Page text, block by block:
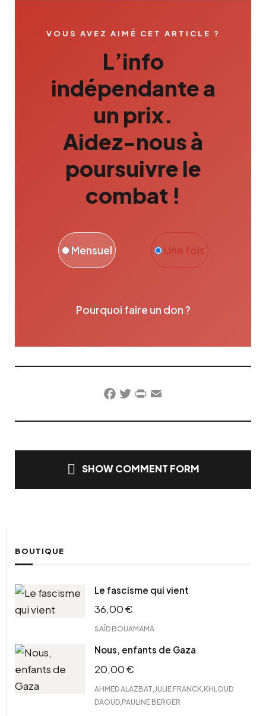
VOUS AVEZ AIMÉ CET ARTICLE ?
L’info
indépendante a
un prix.
Aidez-nous à
poursuivre le
combat !
Une fois
Mensuel
Pourquoi faire un don ?
Facebook
TwitterPrintFriendly
Email
SHOW COMMENT FORM
BOUTIQUE
Le fascisme qui vient
36,00€
SAÏD BOUAMAMA
Nous, enfants de Gaza
20,00€
AHMED ALAZBAT JULIE FRANCK KHLOUD
DAOUD PAULINE BERGER